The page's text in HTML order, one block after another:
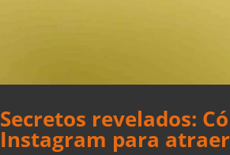
Secretos revelados:
Instagram para